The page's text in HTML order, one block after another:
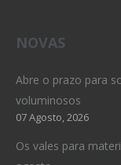
NOVAS
Abre o prazo para
voluminosos
07 Agosto, 2026
Os vales para